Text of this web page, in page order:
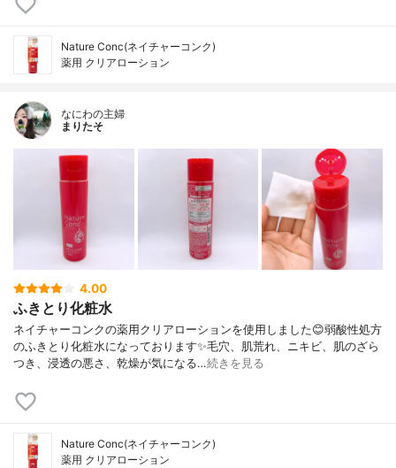
Nature Conc(ネイチャーコンク)
薬用 クリアローション
なにわの主婦
まりたそ
4.00
ふきとり化粧水
ネイチャーコンクの薬用クリアローションを使用しました😊弱酸性処方
のふきとり化粧水になっております✨毛穴、肌荒れ、ニキビ、肌のざら
つき、浸透の悪さ、乾燥が気になる…続きを見る
Nature Conc(ネイチャーコンク)
薬用 クリアローション